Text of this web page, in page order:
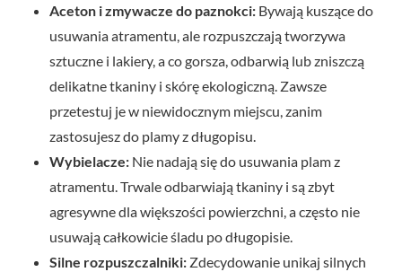
Aceton i zmywacze do paznokci: Bywają kuszące do
usuwania atramentu, ale rozpuszczają tworzywa
sztuczne i lakiery, a co gorsza, odbarwią lub zniszczą
delikatne tkaniny i skórę ekologiczną. Zawsze
przetestuj je w niewidocznym miejscu, zanim
zastosujesz do plamy z długopisu.
Wybielacze: Nie nadają się do usuwania plam z
atramentu. Trwale odbarwiają tkaniny i są zbyt
agresywne dla większości powierzchni, a często nie
usuwają całkowicie śladu po długopisie.
Silne rozpuszczalniki: Zdecydowanie unikaj silnych